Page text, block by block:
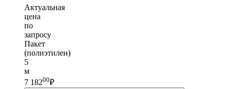
Актуальная
цена
по
запросу
Пакет
(полиэтилен)
5
м
7 18200₽